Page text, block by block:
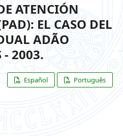
ATENCIÓN
EL CASO DEL
ADÃO
- 2003.
Español Português